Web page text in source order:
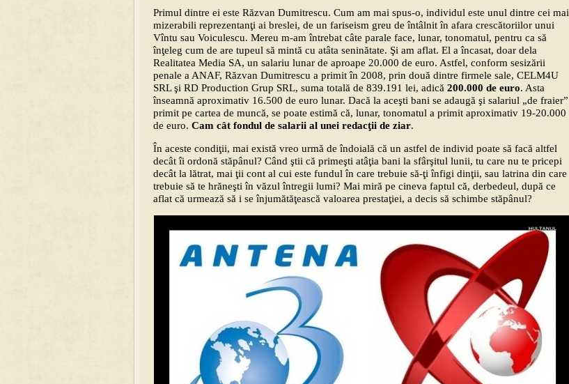
Primul dintre ei este Răzvan Dumitrescu. Cum am mai spus-o, individul este unul dintre cei mai
mizerabili reprezentanţi ai breslei, de un fariseism greu de întâlnit în afara crescătoriilor unui
Vîntu sau Voiculescu. Mereu m-am întrebat câte parale face, lunar, tonomatul, pentru ca să
înţeleg cum de are tupeul să mintă cu atâta seninătate. Şi am aflat. El a încasat, doar dela
Realitatea Media SA, un salariu lunar de aproape 20.000 de euro. Astfel, conform sesizării
penale a ANAF, Răzvan Dumitrescu a primit în 2008, prin două dintre firmele sale, CELM4U
SRL şi RD Production Grup SRL, suma totală de 839.191 lei, adică 200.000 de euro. Asta
înseamnă aproximativ 16.500 de euro lunar. Dacă la aceşti bani se adaugă şi salariul „de fraier”
primit pe cartea de muncă, se poate estimă că, lunar, tonomatul a primit aproximativ 19-20.000
de euro. Cam cât fondul de salarii al unei redacţii de ziar.
În aceste condiţii, mai există vreo urmă de îndoială că un astfel de individ poate să facă altfel
decât îi ordonă stăpânul? Când ştii că primeşti atâţia bani la sfârşitul lunii, tu care nu te pricepi
decât la lătrat, mai ţii cont al cui este fundul în care trebuie să-ţi înfigi dinţii, sau latrina din care
trebuie să te hrăneşti în văzul întregii lumi? Mai miră pe cineva faptul că, derbedeul, după ce
aflat că urmează să i se înjumătăţească valoarea prestaţiei, a decis să schimbe stăpânul?